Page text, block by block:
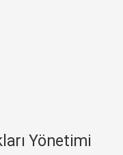
Yönetimi